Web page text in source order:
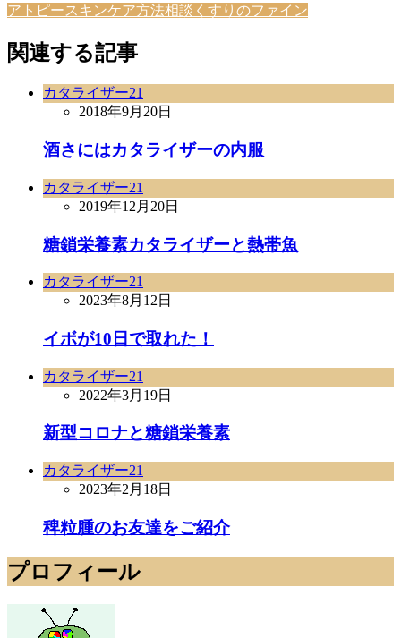
アトピースキンケア方法相談くすりのファイン
関連する記事
カタライザー21
2018年9月20日
酒さにはカタライザーの内服
カタライザー21
2019年12月20日
糖鎖栄養素カタライザーと熱帯魚
カタライザー21
2023年8月12日
イボが10日で取れた！
カタライザー21
2022年3月19日
新型コロナと糖鎖栄養素
カタライザー21
2023年2月18日
稗粒腫のお友達をご紹介
プロフィール